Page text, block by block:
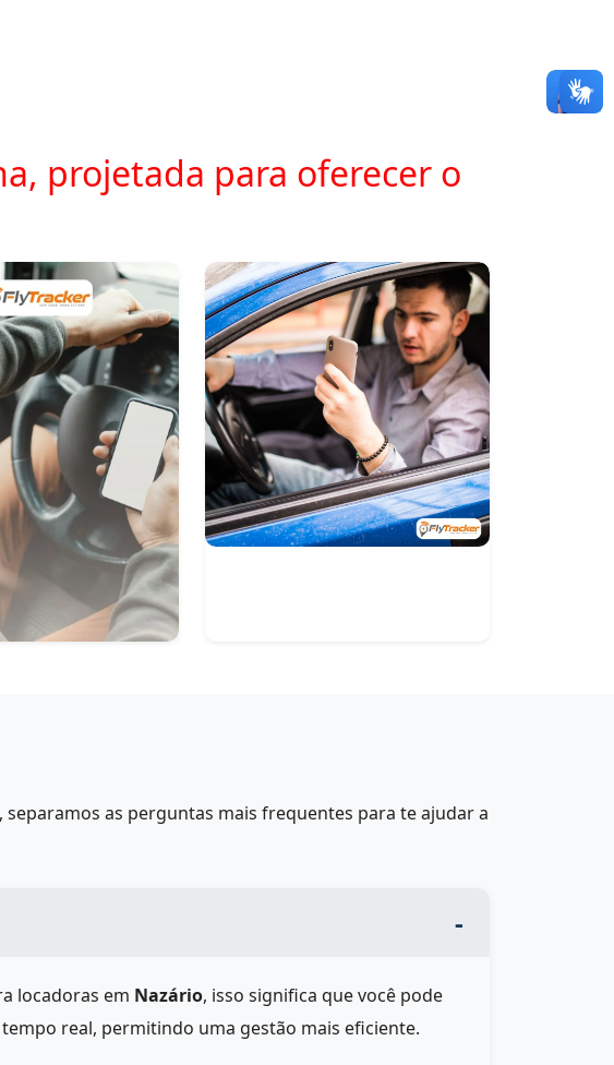
projetada para oferecer o
as perguntas mais frequentes para te ajudar a
locadoras em Nazário, isso significa que você pode
real, permitindo uma gestão mais eficiente.